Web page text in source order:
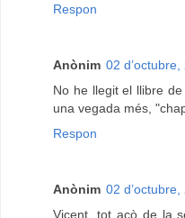
Respon
Anònim 02
No he llegit el llibre
una vegada més,
Respon
Anònim 02 d’octubre,
Vicent, tot açò de la